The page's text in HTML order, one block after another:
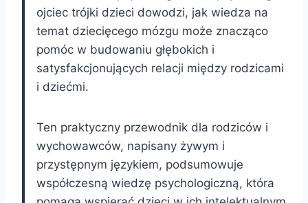
ojciec trójki dzieci dowodzi, jak wiedza na
temat dziecięcego mózgu może znacząco
pomóc w budowaniu głębokich i
satysfakcjonujących relacji między rodzicami
i dziećmi.
Ten praktyczny przewodnik dla rodziców i
wychowawców, napisany żywym i
przystępnym językiem, podsumowuje
współczesną wiedzę psychologiczną, która